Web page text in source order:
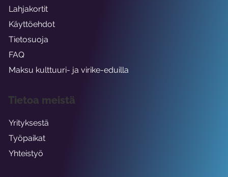
Lahjakortit
Käyttöehdot
Tietosuoja
FAQ
Maksu kulttuuri- ja virike-eduilla
Tietoa meistä
Yrityksestä
Työpaikat
Yhteistyö